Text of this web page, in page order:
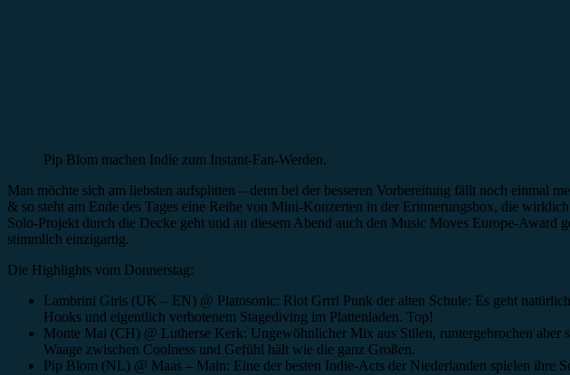
Pip Blom machen Indie zum Instant-Fan-Werden.
Man möchte sich am liebsten aufsplitten – denn bei der besseren Vorbereitung fällt noch
& so steht am Ende des Tages eine Reihe von Mini-Konzerten in der Erinnerungsbox, die
Solo-Projekt durch die Decke geht und an diesem Abend auch den Music Moves Europe-
stimmlich einzigartig.
Die Highlights vom Donnerstag:
Lambrini Girls (UK – EN) @ Platosonic: Riot Grrrl Punk der alten Schule: Es geht
Hooks und eigentlich verbotenem Stagediving im Plattenladen. Top!
Monte Mai (CH) @ Lutherse Kerk: Ungewöhnlicher Mix aus Stilen, runtergebrochen
Waage zwischen Coolness und Gefühl hält wie die ganz Großen.
Pip Blom (NL) @ Maas – Main: Eine der besten Indie-Acts der Niederlanden spielen ihre